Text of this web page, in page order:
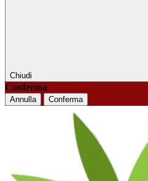
Chiudi
Conferma
Annulla Conferma